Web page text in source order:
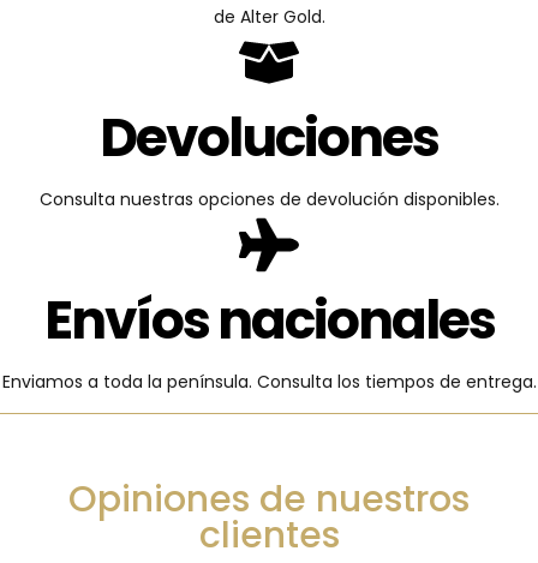
de Alter Gold.
Devoluciones
Consulta nuestras opciones de devolución disponibles.
Envíos nacionales
Enviamos a toda la península. Consulta los tiempos de entrega.
Opiniones de nuestros
clientes